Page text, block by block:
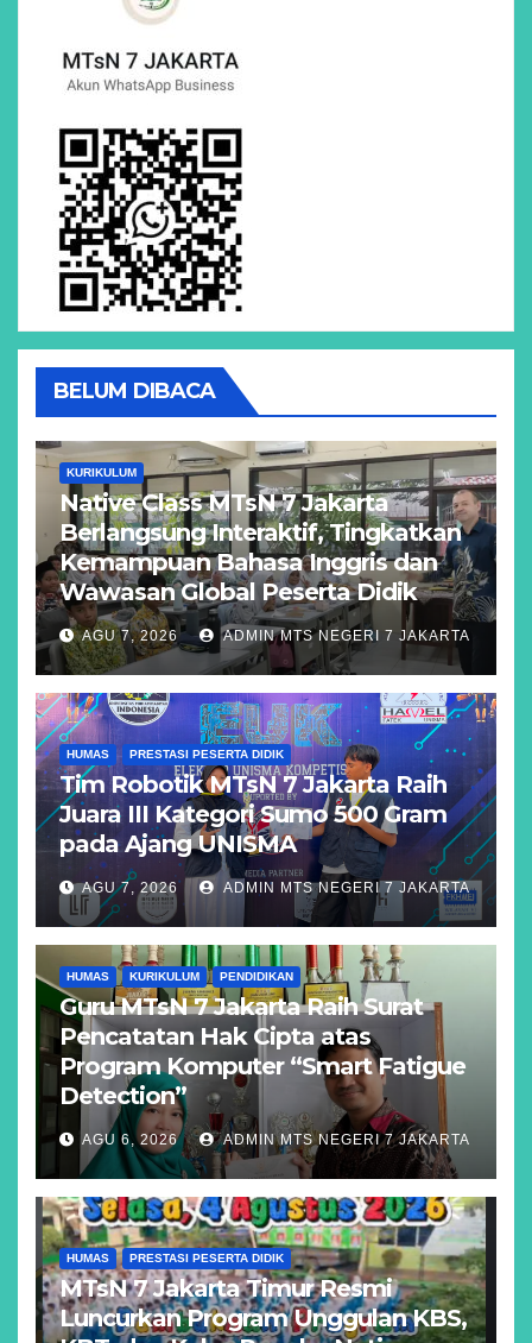
BELUM DIBACA
KURIKULUM
Native Class MTsN 7 Jakarta
Berlangsung Interaktif, Tingkatkan
Kemampuan Bahasa Inggris dan
Wawasan Global Peserta Didik
AGU 7, 2026 ADMIN MTS NEGERI 7 JAKARTA
HUMAS PRESTASI PESERTA DIDIK
Tim Robotik MTsN 7 Jakarta Raih
Juara III Kategori Sumo 500 Gram
pada Ajang UNISMA
AGU 7, 2026 ADMIN MTS NEGERI 7 JAKARTA
HUMAS KURIKULUM PENDIDIKAN
Guru MTsN 7 Jakarta Raih Surat
Pencatatan Hak Cipta atas
Program Komputer “Smart Fatigue
Detection”
AGU 6, 2026 ADMIN MTS NEGERI 7 JAKARTA
HUMAS PRESTASI PESERTA DIDIK
MTsN 7 Jakarta Timur Resmi
Luncurkan Program Unggulan KBS,